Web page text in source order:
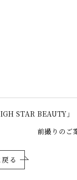
STAR BEAUTY」
前撮りのご
る